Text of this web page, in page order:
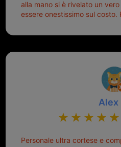
alla mano si è rivelato un
essere onestissimo sul costo.
Alex
Personale ultra cortese e